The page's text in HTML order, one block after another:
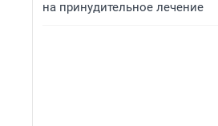
на принудительное лечение